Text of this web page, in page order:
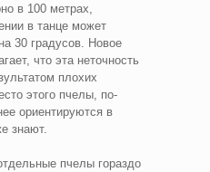
в 100 метрах,
в танце может
30 градусов. Новое
что эта неточность
плохих
этого пчелы, по-
ориентируются в
знают.
пчелы гораздо